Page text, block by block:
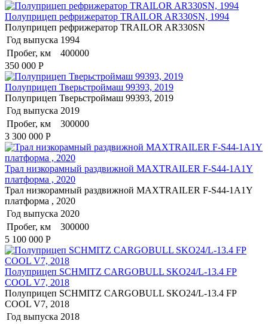
Полуприцеп рефрижератор TRAILOR AR330SN, 1994
Полуприцеп рефрижератор TRAILOR AR330SN
Год выпуска 1994
Пробег, км
400000
350 000 Р
Полуприцеп Тверьстроймаш 99393, 2019
Полуприцеп Тверьстроймаш 99393, 2019
Год выпуска 2019
Пробег, км
300000
3 300 000 Р
Трал низкорамный раздвижной MAXTRAILER F-S44-1A1Y
платформа , 2020
Трал низкорамный раздвижной MAXTRAILER F-S44-1A1Y
платформа , 2020
Год выпуска 2020
Пробег, км
300000
5 100 000 Р
Полуприцеп SCHMITZ CARGOBULL SKO24/L-13.4 FP
COOL V7, 2018
Полуприцеп SCHMITZ CARGOBULL SKO24/L-13.4 FP
COOL V7, 2018
Год выпуска 2018